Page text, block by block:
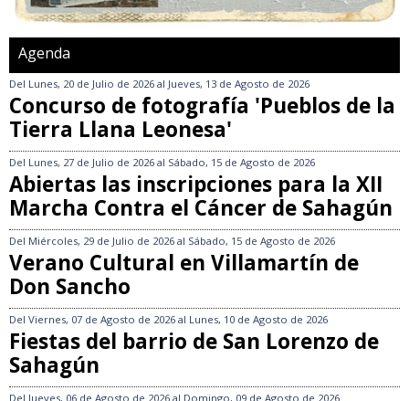
Agenda
Del Lunes, 20 de Julio de 2026 al Jueves, 13 de Agosto de 2026
Concurso de fotografía 'Pueblos de la
Tierra Llana Leonesa'
Del Lunes, 27 de Julio de 2026 al Sábado, 15 de Agosto de 2026
Abiertas las inscripciones para la XII
Marcha Contra el Cáncer de Sahagún
Del Miércoles, 29 de Julio de 2026 al Sábado, 15 de Agosto de 2026
Verano Cultural en Villamartín de
Don Sancho
Del Viernes, 07 de Agosto de 2026 al Lunes, 10 de Agosto de 2026
Fiestas del barrio de San Lorenzo de
Sahagún
Del Jueves, 06 de Agosto de 2026 al Domingo, 09 de Agosto de 2026